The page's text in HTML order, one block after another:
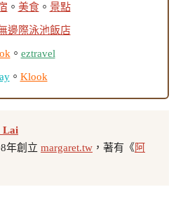
。 美食。 景點
邊際泳池飯店
。 eztravel
。 Klook
Lai
年創立 margaret.tw ，著有《阿